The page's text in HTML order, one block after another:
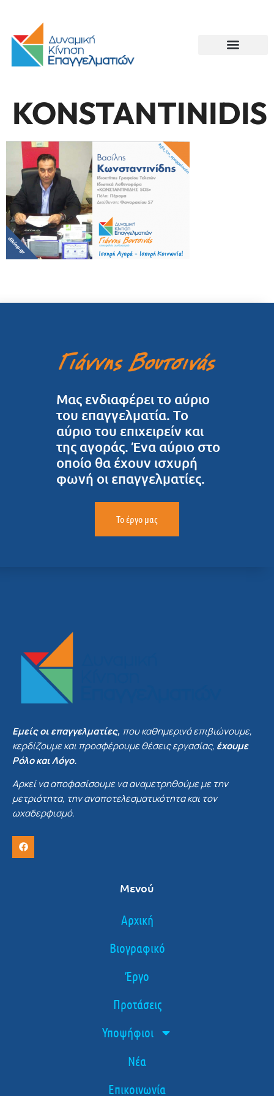
KONSTANTINIDIS
Μας ενδιαφέρει το αύριο
του επαγγελματία. Το
αύριο του επιχειρείν και
της αγοράς. Ένα αύριο στο
οποίο θα έχουν ισχυρή
φωνή οι επαγγελματίες.
Το έργο μας
Εμείς οι επαγγελματίες, που καθημερινά επιβιώνουμε,
κερδίζουμε και προσφέρουμε θέσεις εργασίας, έχουμε
Ρόλο και Λόγο.
Αρκεί να αποφασίσουμε να αναμετρηθούμε με την
μετριότητα, την αναποτελεσματικότητα και τον
ωχαδερφισμό.
Μενού
Αρχική
Βιογραφικό
Έργο
Προτάσεις
Υποψήφιοι
Νέα
Επικοινωνία